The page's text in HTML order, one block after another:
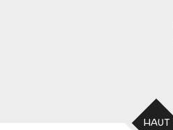
HAUT